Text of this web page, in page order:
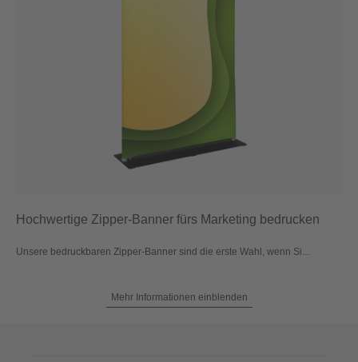
Hochwertige Zipper-Banner fürs Marketing bedrucken
Unsere bedruckbaren Zipper-Banner sind die erste Wahl, wenn Si...
Mehr Informationen einblenden